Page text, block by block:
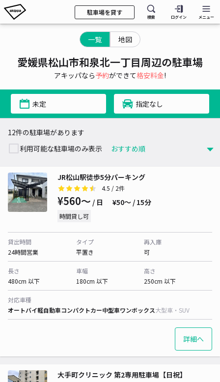
駐車場を貸す
検索 ログイン メニュー
一覧 地図
愛媛県松山市和泉北一丁目周辺の駐車場
アキッパなら予約ができて格安料金!
未定 指定なし
12件の駐車場があります
利用可能な駐車場のみ表示
JR松山駅徒歩5分パーキング
4.5 / 2件
¥560〜 / 日 ¥50〜 / 15分
時間貸し可
貸出時間
24時間営業
タイプ
平置き
再入庫
可
長さ
480cm 以下
車幅
180cm 以下
高さ
250cm 以下
対応車種
オートバイ軽自動車コンパクトカー中型車ワンボックス大型車・SUV
詳細へ
大手町クリニック 第2専用駐車場【日祝】